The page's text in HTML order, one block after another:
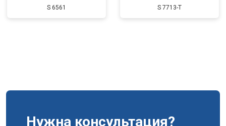
S 6561 S 7713-T
Нужна консультация?